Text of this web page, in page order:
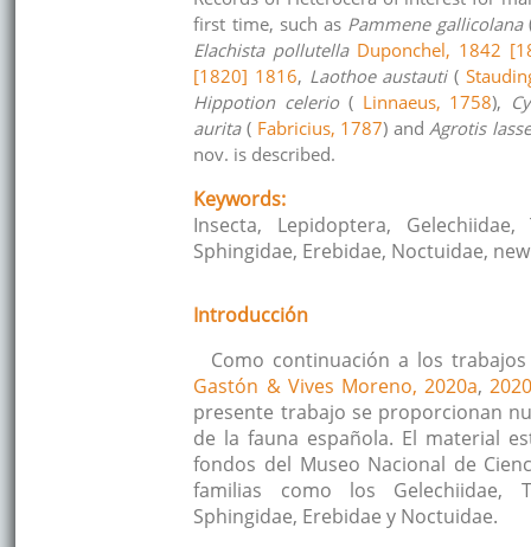
first time, such as Pammene gallicolana
Elachista pollutellaDuponchel, 1842
[1820] 1816, Laothoe austauti(
Hippotion celerio ( Linnaeus, 1758),
aurita( Fabricius, 1787) andAgrotis
nov. is described.
Keywords:
Insecta, Lepidoptera, Gelechiidae,
Sphingidae, Erebidae, Noctuidae,
Introducción
Como continuación a los
Gastón & Vives Moreno, 2020a,
presente trabajo se proporcionan
de la fauna española. El material
fondos del Museo Nacional de
familias como los Gelechiidae,
Sphingidae, Erebidae y Noctuidae.